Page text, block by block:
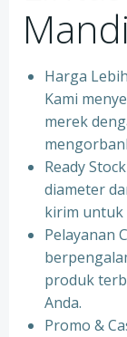
Harga
Kami
merek
Ready
diameter
kirim untuk
Pelayanan
produk
Anda.
Promo &